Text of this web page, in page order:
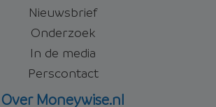
Nieuwsbrief
Onderzoek
In de media
Perscontact
Over Moneywise.nl